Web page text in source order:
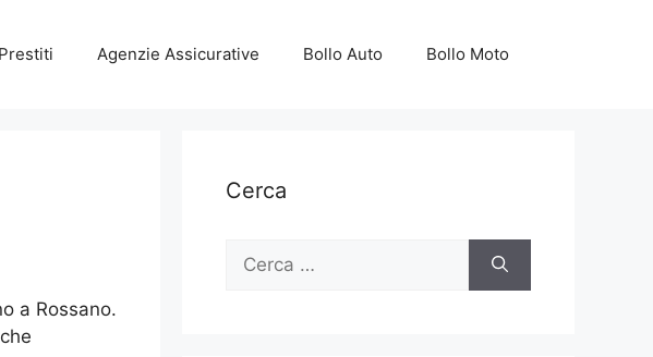
Prestiti Agenzie Assicurative Bollo Auto Bollo Moto
a Rossano.
Cerca
Ricerca